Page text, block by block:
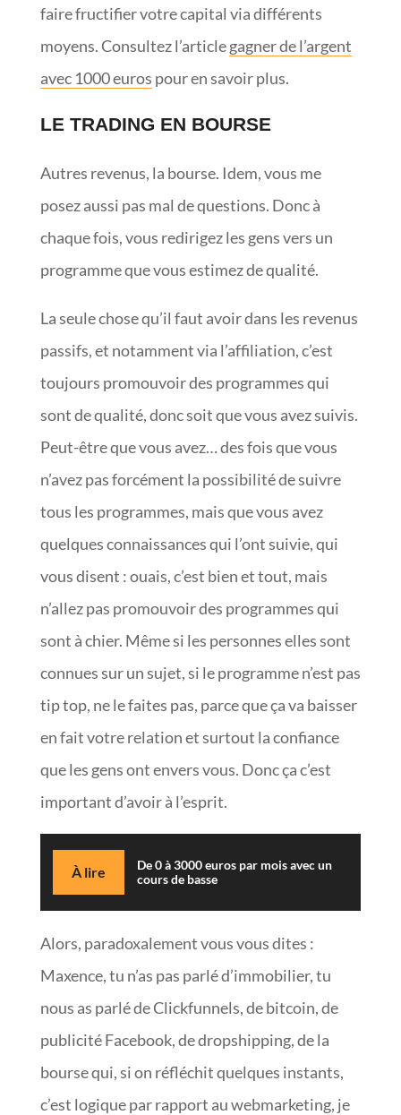
faire fructifier votre capital via différents
moyens. Consultez l’articlegagner de l’argent
avec 1000 euros pour en savoir plus.
LE TRADING EN BOURSE
Autres revenus, la bourse. Idem, vous me
posez aussi pas mal de questions. Donc à
chaque fois, vous redirigez les gens vers un
programme que vous estimez de qualité.
La seule chose qu’il faut avoir dans les revenus
passifs, et notamment via l’affiliation, c’est
toujours promouvoir des programmes qui
sont de qualité, donc soit que vous avez suivis.
Peut-être que vous avez… des fois que vous
n’avez pas forcément la possibilité de suivre
tous les programmes, mais que vous avez
quelques connaissances qui l’ont suivie, qui
vous disent : ouais, c’est bien et tout, mais
n’allez pas promouvoir des programmes qui
sont à chier. Même si les personnes elles sont
connues sur un sujet, si le programme n’est pas
tip top, ne le faites pas, parce que ça va baisser
en fait votre relation et surtout la confiance
que les gens ont envers vous. Donc ça c’est
important d’avoir à l’esprit.
À lire
De 0 à 3000 euros par mois avec un
cours de basse
Alors, paradoxalement vous vous dites :
Maxence, tu n’as pas parlé d’immobilier, tu
nous as parlé de Clickfunnels, de bitcoin, de
publicité Facebook, de dropshipping, de la
bourse qui, si on réfléchit quelques instants,
c’est logique par rapport au webmarketing, je